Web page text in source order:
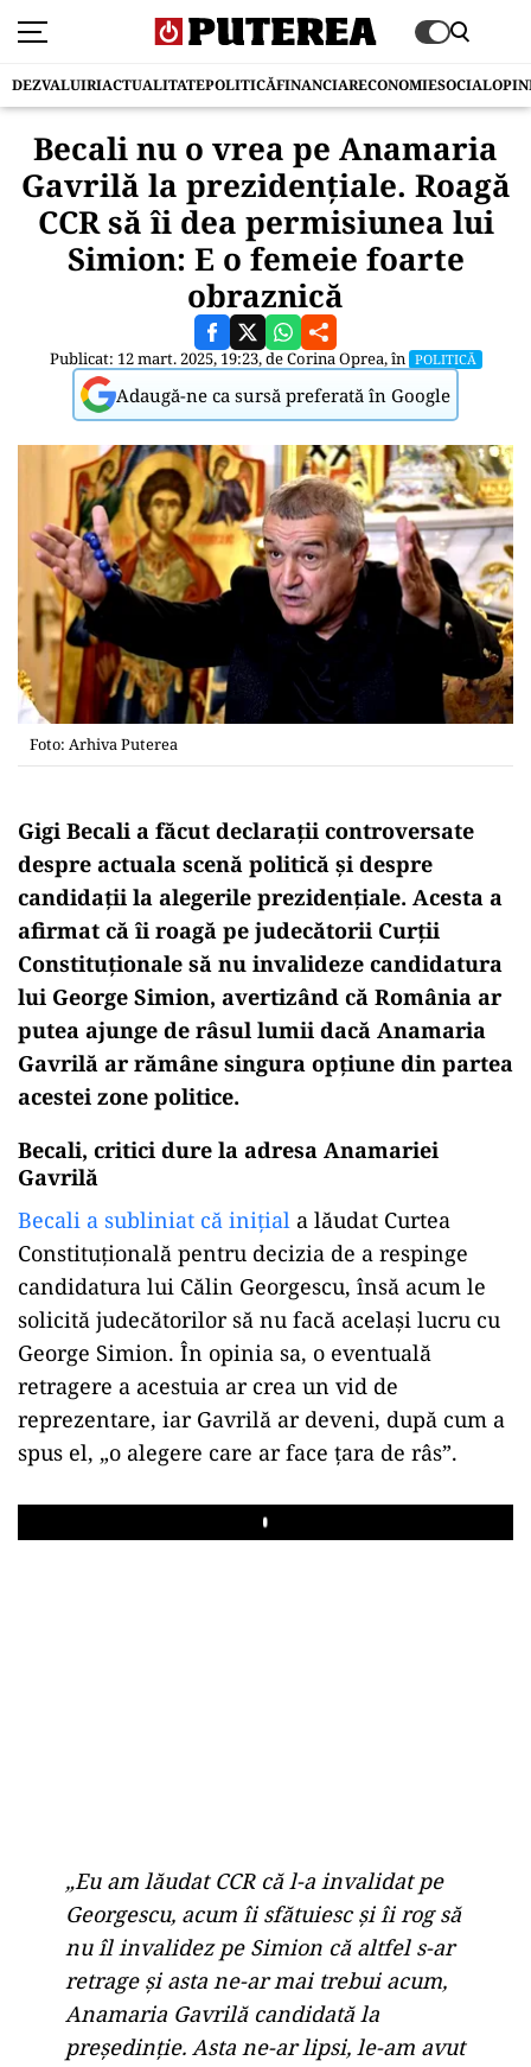
DEZVALUIRIACTUALITATEPOLITICĂFINANCIARECONOMIESOCIAL
Becali nu o vrea pe Anamaria
Gavrilă la prezidențiale. Roagă
CCR să îi dea permisiunea lui
Simion: E o femeie foarte
obraznică
Publicat: 12 mart. 2025, 19:23, deCorina Oprea, în POLITICĂ
Adaugă-ne ca sursă preferată în Google
Foto: Arhiva Puterea
Gigi Becali a făcut declarații controversate
despre actuala scenă politică și despre
candidații la alegerile prezidențiale. Acesta a
afirmat că îi roagă pe judecătorii Curții
Constituționale să nu invalideze candidatura
lui George Simion, avertizând că România ar
putea ajunge de râsul lumii dacă Anamaria
Gavrilă ar rămâne singura opțiune din partea
acestei zone politice.
Becali, critici dure la adresa Anamariei
Gavrilă
Becali a subliniat că inițial a lăudat Curtea
Constituțională pentru decizia de a respinge
candidatura lui Călin Georgescu, însă acum le
solicită judecătorilor să nu facă același lucru cu
George Simion. În opinia sa, o eventuală
retragere a acestuia ar crea un vid de
reprezentare, iar Gavrilă ar deveni, după cum a
spus el, „o alegere care ar face țara de râs”.
Play
„Eu am lăudat CCR că l-a invalidat pe
Georgescu, acum îi sfătuiesc și îi rog să
nu îl invalidez pe Simion că altfel s-ar
retrage și asta ne-ar mai trebui acum,
Anamaria Gavrilă candidată la
președinție. Asta ne-ar lipsi, le-am avut